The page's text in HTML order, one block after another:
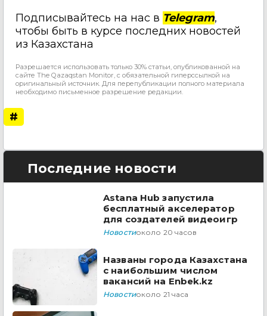
Подписывайтесь на нас в Telegram,
чтобы быть в курсе последних новостей
из Казахстана
Разрешается использовать только 30% статьи, опубликованной на
сайте The Qazaqstan Monitor, с обязательной гиперссылкой на
оригинальный источник. Для перепубликации полного материала
необходимо письменное разрешение редакции.
#
Последние новости
Astana Hub запустила
бесплатный акселератор
для создателей видеоигр
Новостиоколо 20 часов
Названы города Казахстана
с наибольшим числом
вакансий на Enbek.kz
Новостиоколо 21 часа